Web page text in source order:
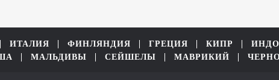
ИТАЛИЯ ФИНЛЯНДИЯ ГРЕЦИЯ КИПР
МАЛЬДИВЫ СЕЙШЕЛЫ МАВРИКИЙ